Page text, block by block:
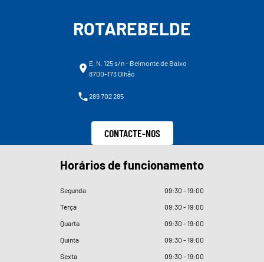
ROTAREBELDE
E. N. 125 s/n – Belmonte de Baixo
8700-173 Olhão
289 702 285
CONTACTE-NOS
Horários de funcionamento
Segunda 09:30 - 19:00
Terça
09:30 - 19:00
Quarta
09:30 - 19:00
Quinta
09:30 - 19:00
Sexta
09:30 - 19:00